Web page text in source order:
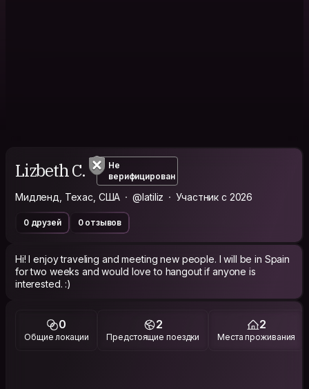
Lizbeth C.
Не
верифицирован
Мидленд, Техас, США @latiliz Участник с 2026
0 друзей 0 отзывов
Hi! I enjoy traveling and meeting new people. I will be in Spain
for two weeks and would love to hangout if anyone is
interested. :)
0
Общие локации
2
Предстоящие поездки
2
Места проживания